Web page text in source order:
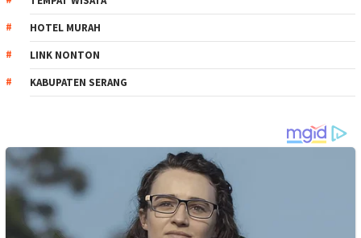
HOTEL MURAH
LINK NONTON
KABUPATEN SERANG